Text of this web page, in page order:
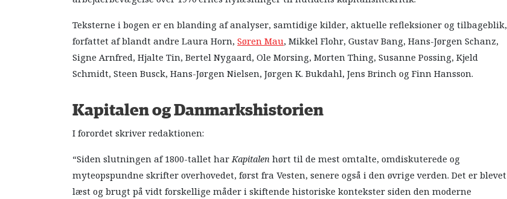
Teksterne i bogen er en blanding af analyser, samtidige kilder, aktuelle refleksioner og tilbageblik,
forfattet af blandt andre Laura Horn,Søren Mau, Mikkel Flohr, Gustav Bang, Hans-Jørgen Schanz,
Signe Arnfred, Hjalte Tin, Bertel Nygaard, Ole Morsing, Morten Thing, Susanne Possing, Kjeld
Schmidt, Steen Busck, Hans-Jørgen Nielsen, Jørgen K. Bukdahl, Jens Brinch og Finn Hansson.
Kapitalen og Danmarkshistorien
I forordet skriver redaktionen:
“Siden slutningen af 1800-tallet harKapitalenhørt til de mest omtalte, omdiskuterede og
myteopspundne skrifter overhovedet, først fra Vesten, senere også i den øvrige verden. Det er blevet
læst og brugt på vidt forskellige måder i skiftende historiske kontekster siden den moderne